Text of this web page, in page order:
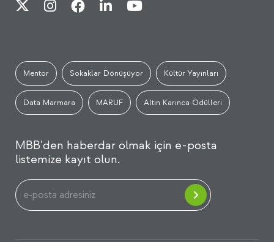
Mentor Sokaklar Dönüşüyor Kültür Yayınları
Data Marmara MARUF Altın Karınca Ödülleri
MBB'den haberdar olmak için e-posta
listemize kayıt olun.